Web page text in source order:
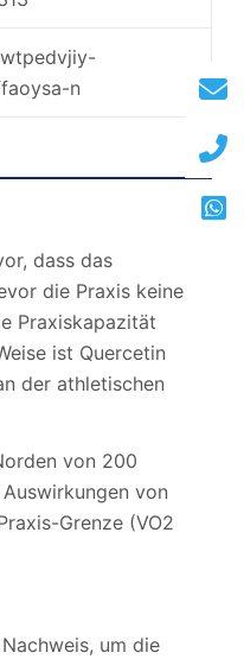
n
dass das
die Praxis keine
Praxiskapazität
ist Quercetin
der athletischen
von 200
von
Grenze (VO2
um die